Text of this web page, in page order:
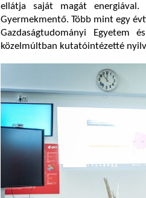
ellátja saját magát
Gyermekmentő. Több mint egy
Gazdaságtudományi
közelmúltban kutatóintézetté